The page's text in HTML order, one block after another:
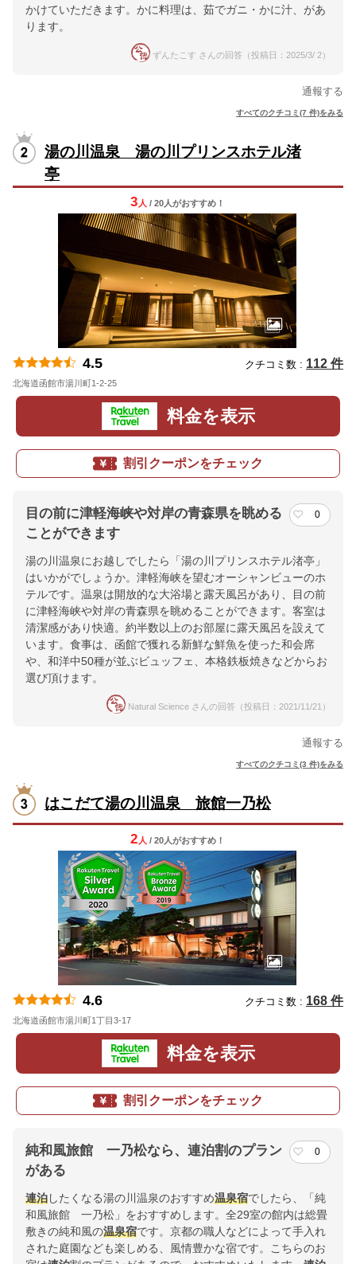
かけていただきます。かに料理は、茹でガニ・かに汁、があ
ります。
ずんたこす さんの回答（投稿日：2025/3/ 2）
通報する
すべてのクチコミ(7 件)をみる
湯の川温泉 湯の川プリンスホテル渚
亭
3 人 / 20人がおすすめ！
4.5 クチコミ数 : 112 件
北海道函館市湯川町1-2-25
料金を表示
割引クーポンをチェック
目の前に津軽海峡や対岸の青森県を眺める
ことができます
0
湯の川温泉にお越しでしたら「湯の川プリンスホテル渚亭」
はいかがでしょうか。津軽海峡を望むオーシャンビューのホ
テルです。温泉は開放的な大浴場と露天風呂があり、目の前
に津軽海峡や対岸の青森県を眺めることができます。客室は
清潔感があり快適。約半数以上のお部屋に露天風呂を設えて
います。食事は、函館で獲れる新鮮な鮮魚を使った和会席
や、和洋中50種が並ぶビュッフェ、本格鉄板焼きなどからお
選び頂けます。
Natural Science さんの回答（投稿日：2021/11/21）
通報する
すべてのクチコミ(3 件)をみる
はこだて湯の川温泉 旅館一乃松
2 人 / 20人がおすすめ！
4.6 クチコミ数 : 168 件
北海道函館市湯川町1丁目3-17
料金を表示
割引クーポンをチェック
純和風旅館 一乃松なら、連泊割のプラン
がある
0
連泊したくなる湯の川温泉のおすすめ温泉宿でしたら、「純
和風旅館 一乃松」をおすすめします。全29室の館内は総畳
敷きの純和風の温泉宿です。京都の職人などによって手入れ
された庭園なども楽しめる、風情豊かな宿です。こちらのお